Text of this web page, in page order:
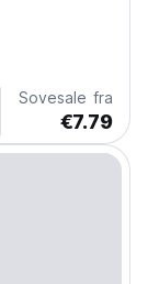
Sovesale fra
€7.79